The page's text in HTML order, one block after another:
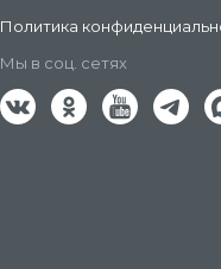
Политика
Мы в соц. сетях